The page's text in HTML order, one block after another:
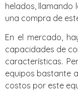
helados, llamando
una compra de
En el mercado,
capacidades de
características.
equipos bastante
costos por este